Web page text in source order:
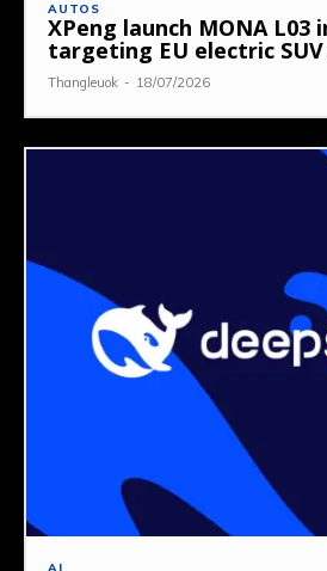
AUTOS
XPeng launch MONA L03
targeting EU electric
Thangleuok - 18/07/2026
AI